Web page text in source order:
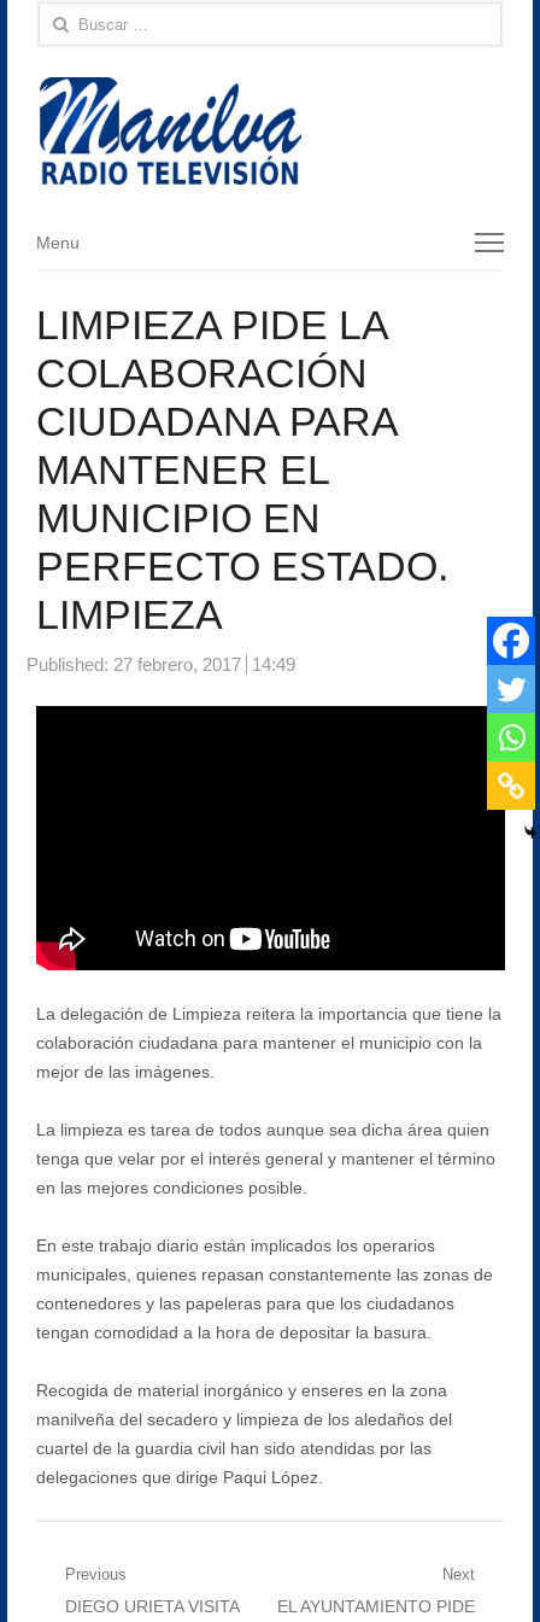
Buscar:
Menu
Menu
LIMPIEZA PIDE LA
COLABORACIÓN
CIUDADANA PARA
MANTENER EL
MUNICIPIO EN
PERFECTO ESTADO.
LIMPIEZA
Published: 27 febrero, 2017 14:49
La delegación de Limpieza reitera la importancia que tiene la
colaboración ciudadana para mantener el municipio con la
mejor de las imágenes.
La limpieza es tarea de todos aunque sea dicha área quien
tenga que velar por el interés general y mantener el término
en las mejores condiciones posible.
En este trabajo diario están implicados los operarios
municipales, quienes repasan constantemente las zonas de
contenedores y las papeleras para que los ciudadanos
tengan comodidad a la hora de depositar la basura.
Recogida de material inorgánico y enseres en la zona
manilveña del secadero y limpieza de los aledaños del
cuartel de la guardia civil han sido atendidas por las
delegaciones que dirige Paqui López.
Navegación
Previous
Previous
DIEGO URIETA VISITA
Next
Next
EL AYUNTAMIENTO PIDE